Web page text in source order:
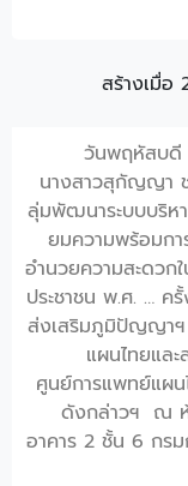
สร้างเมื่อ
วันพฤหัสบดี
นางสาวสุกัญญา
ลุ่มพัฒนาระบบบริหา
ยมความพร้อมก
อำนวยความสะดวก
ประชาชน พ.ศ. … ค
ส่งเสริมภูมิปัญญา
แผนไทยแล
ศูนย์การแพทย์แผน
ดังกล่าวฯ ณ ห้
อาคาร 2 ชั้น 6 กร